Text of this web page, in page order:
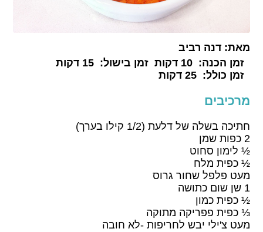
מאת:דנה רביב
זמן הכנה:10 דקות זמן בישול:15 דקות
זמן כולל:25 דקות
מרכיבים
חתיכה בשלה של דלעת (1/2 קילו בערך)
2 כפות שמן
½ לימון סחוט
½ כפית מלח
מעט פלפל שחור גרוס
1 שן שום כתושה
½ כפית כמון
⅓ כפית פפריקה מתוקה
מעט צ'ילי יבש לחריפות -לא חובה